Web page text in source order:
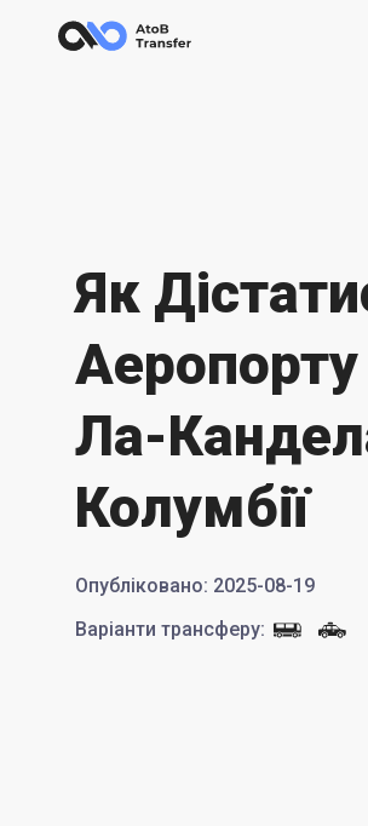
Як
Ла-
Колумбії
Опубліковано: 2025-08-19
Варіанти трансферу: